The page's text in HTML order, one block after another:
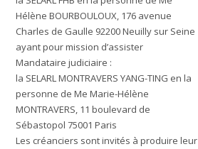
Hélène BOURBOULOUX, 176 avenue
Charles de Gaulle 92200 Neuilly sur Seine
ayant pour mission d’assister
Mandataire judiciaire :
la SELARL MONTRAVERS YANG-TING en la
personne de Me Marie-Hélène
MONTRAVERS, 11 boulevard de
Sébastopol 75001 Paris
Les créanciers sont invités à produire leur